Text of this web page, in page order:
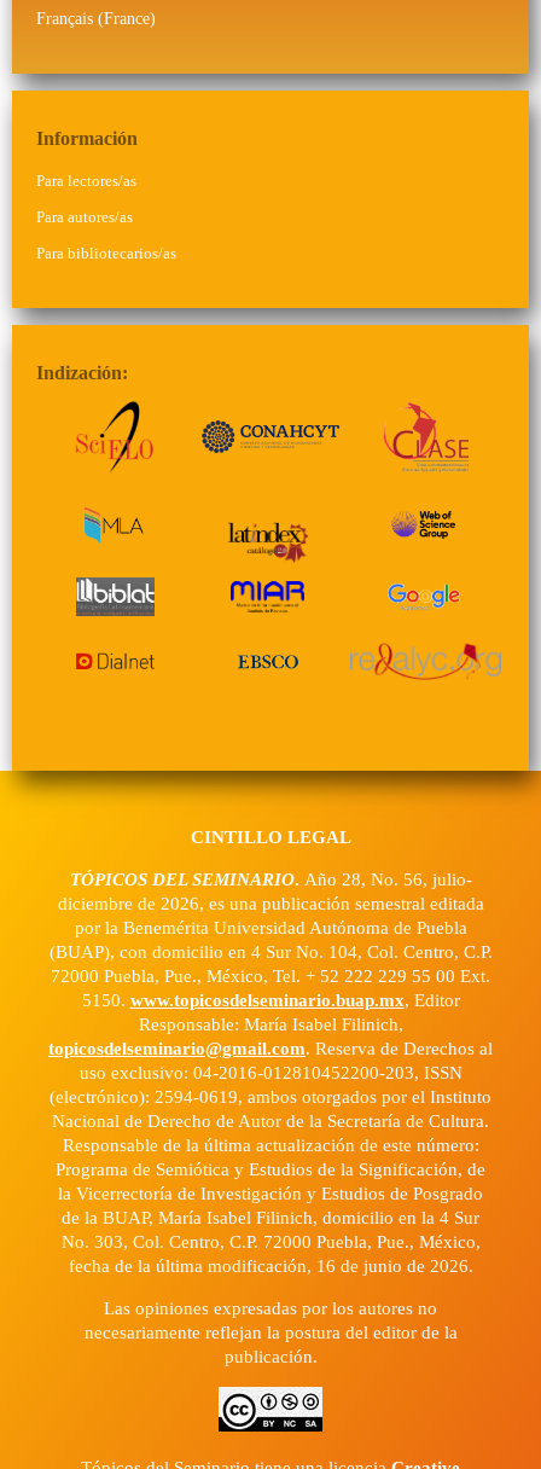
Français (France)
Información
Para lectores/as
Para autores/as
Para bibliotecarios/as
Indización:
CINTILLO LEGAL
TÓPICOS DEL SEMINARIO. Año 28, No. 56, julio-
diciembre de 2026, es una publicación semestral editada
por la Benemérita Universidad Autónoma de Puebla
(BUAP), con domicilio en 4 Sur No. 104, Col. Centro, C.P.
72000 Puebla, Pue., México, Tel. + 52 222 229 55 00 Ext.
5150. www.topicosdelseminario.buap.mx, Editor
Responsable: María Isabel Filinich,
topicosdelseminario@gmail.com. Reserva de Derechos al
uso exclusivo: 04-2016-012810452200-203, ISSN
(electrónico): 2594-0619, ambos otorgados por el Instituto
Nacional de Derecho de Autor de la Secretaría de Cultura.
Responsable de la última actualización de este número:
Programa de Semiótica y Estudios de la Significación, de
la Vicerrectoría de Investigación y Estudios de Posgrado
de la BUAP, María Isabel Filinich, domicilio en la 4 Sur
No. 303, Col. Centro, C.P. 72000 Puebla, Pue., México,
fecha de la última modificación, 16 de junio de 2026.
Las opiniones expresadas por los autores no
necesariamente reflejan la postura del editor de la
publicación.